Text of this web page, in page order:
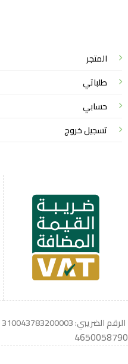
المتجر
طلباتي
حسابي
تسجيل خروج
الرقم الضريبي: 310043783200003
4650058790